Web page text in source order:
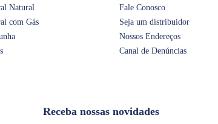
Natural
com Gás
Fale Conosco
Seja um distribuidor
Nossos Endereços
Canal de Denúncias
Receba nossas novidades